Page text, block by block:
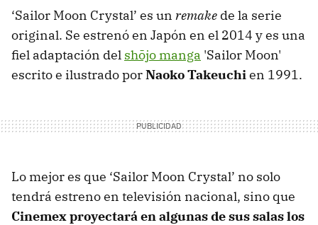
‘Sailor Moon Crystal’ es un remake de la serie
original. Se estrenó en Japón en el 2014 y es una
fiel adaptación del shōjo manga 'Sailor Moon'
escrito e ilustrado porNaoko Takeuchien 1991.
Lo mejor es que ‘Sailor Moon Crystal’ no solo
tendrá estreno en televisión nacional, sino que
Cinemex proyectará en algunas de sus salas los